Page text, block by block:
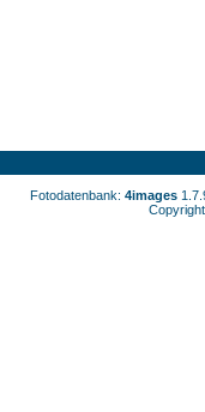
Fotodatenbank: 4images